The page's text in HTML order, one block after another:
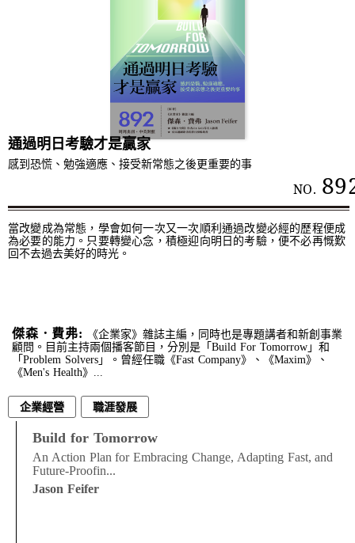
通過明日考驗才是贏家
感到恐慌、勉強適應、接受新常態之後更重要的事
NO.
當改變成為常態，學會如何一次又一次順利通過改變必經的歷程便成
為必要的能力。只要轉變心念，積極迎向明日的考驗，便不必再慨歎
回不去過去美好的時光。
傑森．費弗:
《企業家》雜誌主編，同時也是專題講者和新創事業
顧問。目前主持兩個播客節目，分別是「Build For Tomorrow」和
「Problem Solvers」。曾經任職《Fast Company》、《Maxim》、
《Men's Health》...
企業經營 職涯發展
Build for Tomorrow
An Action Plan for Embracing Change, Adapting Fast, and
Future-Proofin...
Jason Feifer